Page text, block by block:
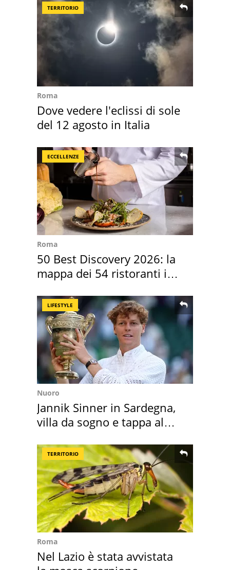
TERRITORIO
Roma
Dove vedere l'eclissi di sole
del 12 agosto in Italia
ECCELLENZE
Roma
50 Best Discovery 2026: la
mappa dei 54 ristoranti in
LIFESTYLE
Nuoro
Jannik Sinner in Sardegna,
villa da sogno e tappa al
TERRITORIO
Roma
Nel Lazio è stata avvistata